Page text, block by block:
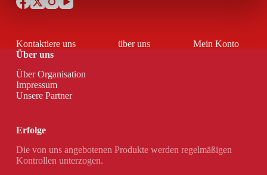
Kontaktiere uns über uns
Mein Konto
Über uns
Über Organisation
Impressum
Unsere Partner
Erfolge
Die von uns angebotenen Produkte werden regelmäßigen
Kontrollen unterzogen.